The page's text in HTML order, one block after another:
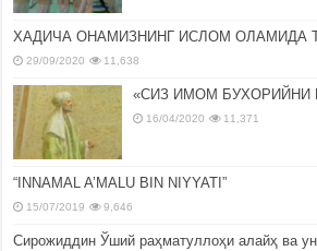
ХАДИЧА ОНАМИЗНИНГ ИСЛОМ ОЛАМИДА
29/09/2020 11,638
«СИЗ ИМОМ БУХОРИЙНИ
16/04/2020 11,371
“INNAMAL A’MALU BIN NIYYATI”
15/07/2019 9,646
Сирожиддин Ўший раҳматуллоҳи алайҳ ва